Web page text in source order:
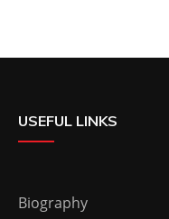
USEFUL LINKS
Biography